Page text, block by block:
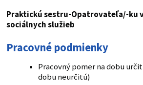
Praktickú sestru-Opatrovateľa/-ku
sociálnych služieb
Pracovné podmienky
Pracovný pomer na dobu
dobu neurčitú)